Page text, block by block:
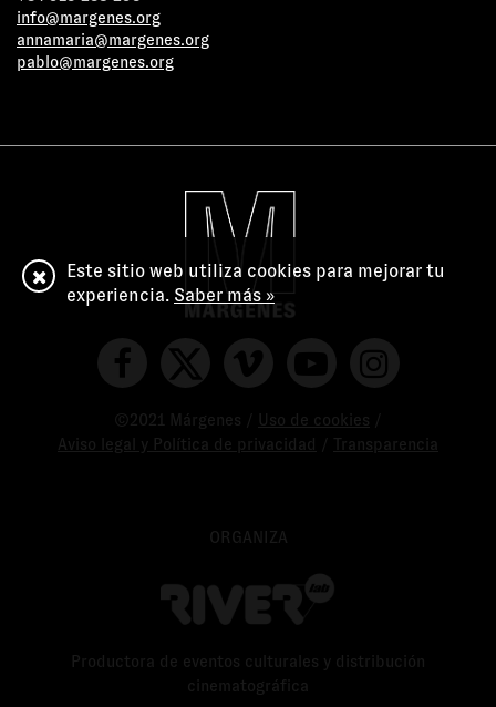
info@margenes.org
annamaria@margenes.org
pablo@margenes.org
©2021 Márgenes / Uso de cookies
Aviso legal y Política de privacidad
Transparencia
ORGANIZA
Productora de eventos culturales y distribución
cinematográfica
Este sitio web utiliza cookies para mejorar tu
experiencia. Saber más »